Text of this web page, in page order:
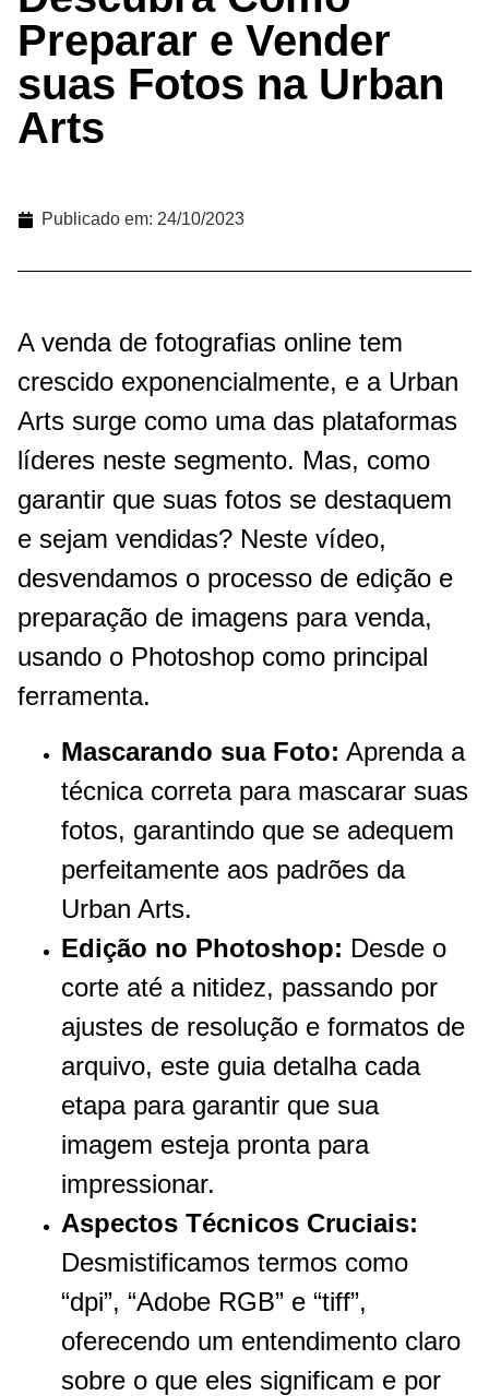
Preparar e Vender
suas Fotos na Urban
Arts
Publicado em: 24/10/2023
A venda de fotografias online tem
crescido exponencialmente, e a Urban
Arts surge como uma das plataformas
líderes neste segmento. Mas, como
garantir que suas fotos se destaquem
e sejam vendidas? Neste vídeo,
desvendamos o processo de edição e
preparação de imagens para venda,
usando o Photoshop como principal
ferramenta.
Mascarando sua Foto: Aprenda a
técnica correta para mascarar suas
fotos, garantindo que se adequem
perfeitamente aos padrões da
Urban Arts.
Edição no Photoshop: Desde o
corte até a nitidez, passando por
ajustes de resolução e formatos de
arquivo, este guia detalha cada
etapa para garantir que sua
imagem esteja pronta para
impressionar.
Aspectos Técnicos Cruciais:
Desmistificamos termos como
“dpi”, “Adobe RGB” e “tiff”,
oferecendo um entendimento claro
sobre o que eles significam e por